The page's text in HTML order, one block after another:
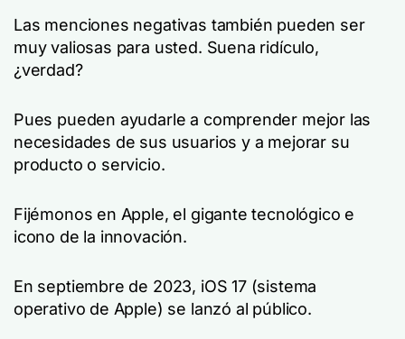
Las menciones negativas también pueden ser
muy valiosas para usted. Suena ridículo,
¿verdad?
Pues pueden ayudarle a comprender mejor las
necesidades de sus usuarios y a mejorar su
producto o servicio.
Fijémonos en Apple, el gigante tecnológico e
icono de la innovación.
En septiembre de 2023, iOS 17 (sistema
operativo de Apple) se lanzó al público.